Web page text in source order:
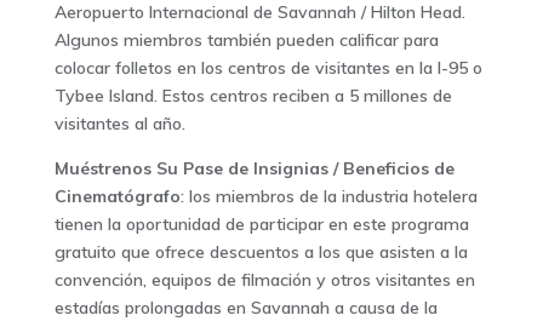
Aeropuerto Internacional de Savannah / Hilton Head.
Algunos miembros también pueden calificar para
colocar folletos en los centros de visitantes en la I-95 o
Tybee Island. Estos centros reciben a 5 millones de
visitantes al año.
Muéstrenos Su Pase de Insignias / Beneficios de
Cinematógrafo: los miembros de la industria hotelera
tienen la oportunidad de participar en este programa
gratuito que ofrece descuentos a los que asisten a la
convención, equipos de filmación y otros visitantes en
estadías prolongadas en Savannah a causa de la